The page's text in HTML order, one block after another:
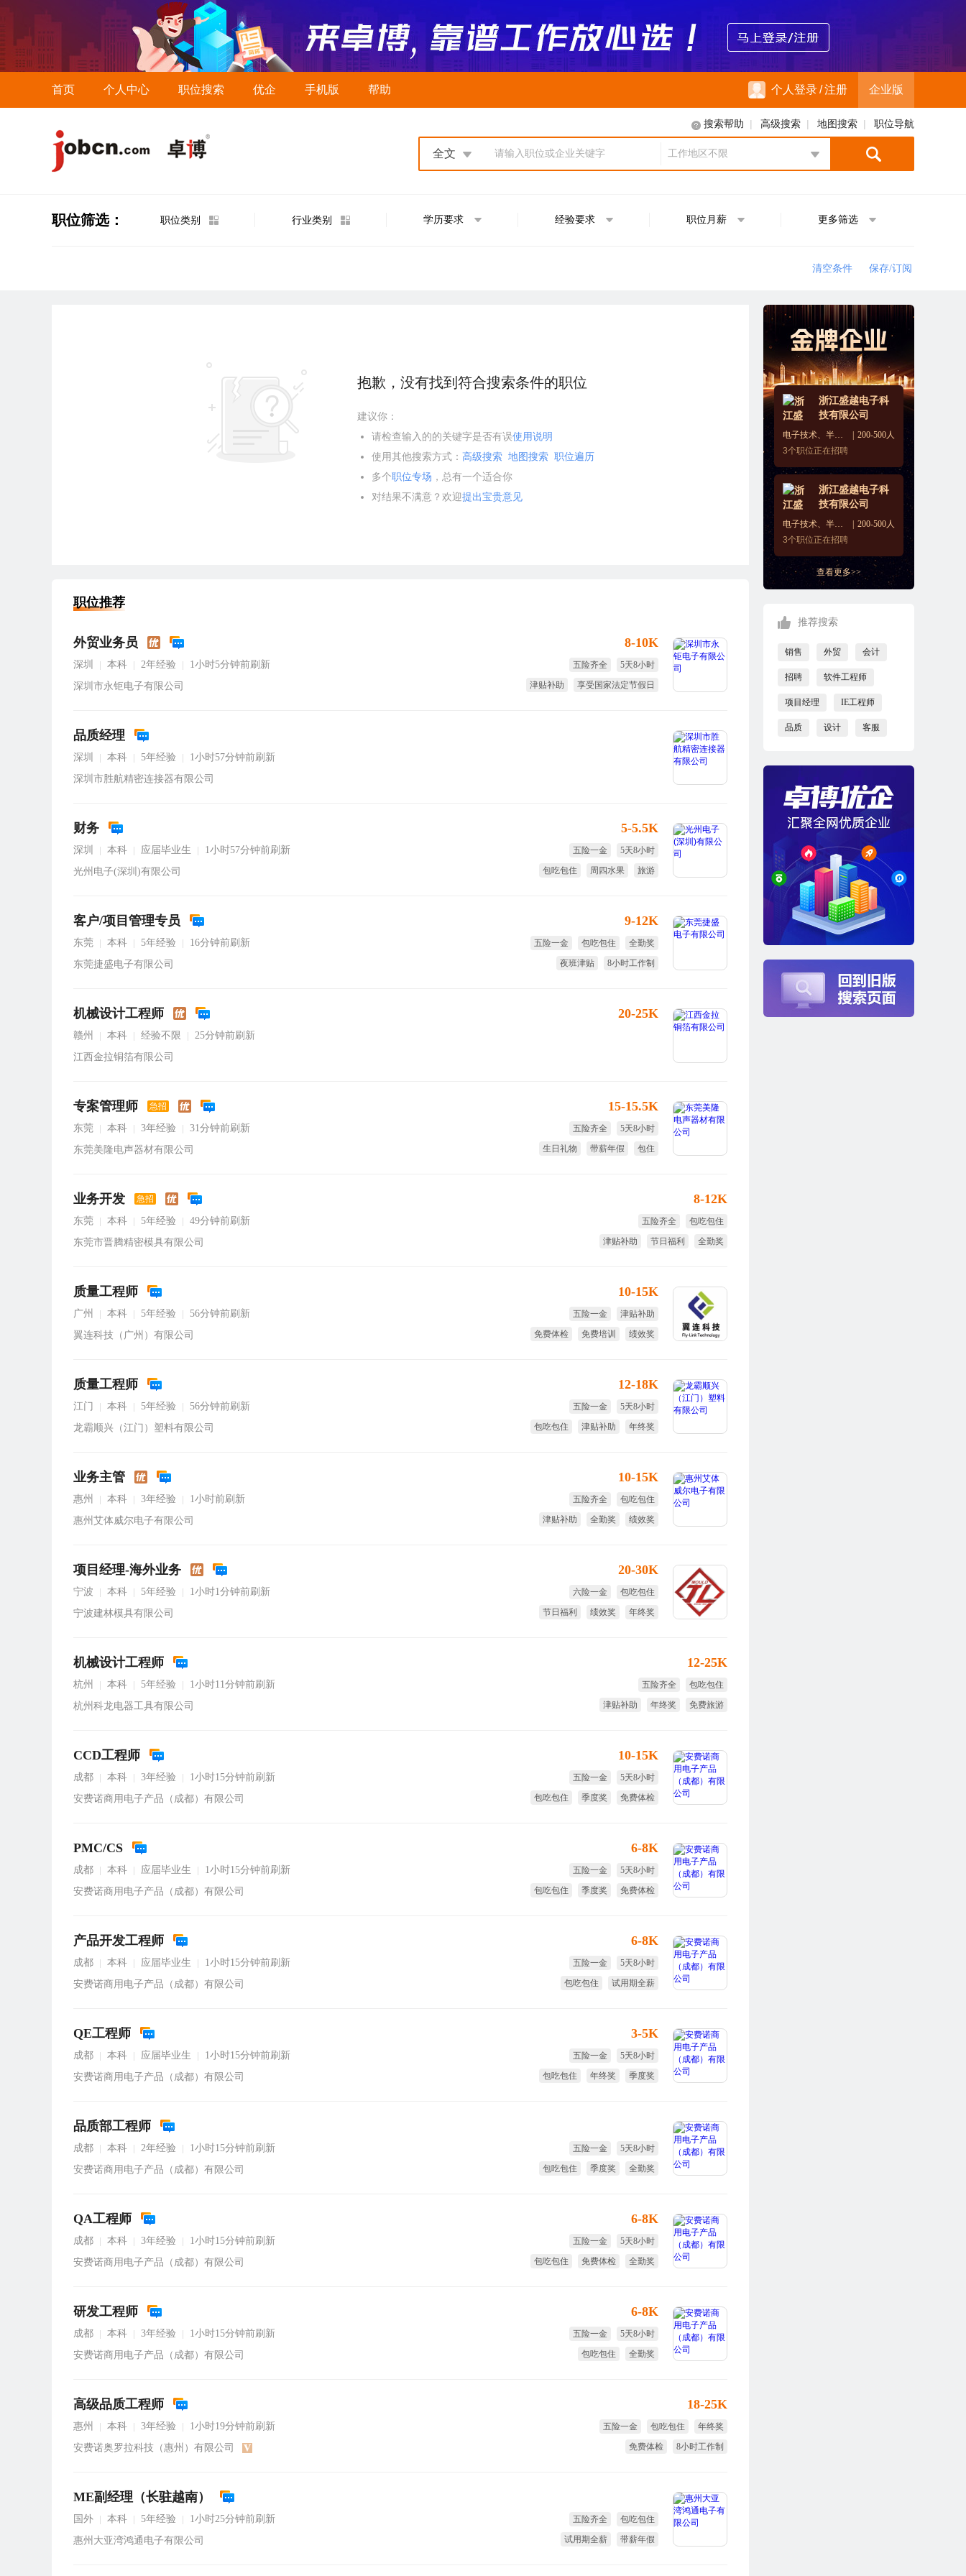
首页 个人中心 职位搜索 优企 手机版 帮助 个人登录/注册 企业版
搜索帮助 | 高级搜索 | 地图搜索 | 职位导航
请输入职位或企业关键字
全文 工作地区不限
职位筛选： 职位类别 行业类别 学历要求 经验要求 职位月薪 更多筛选
清空条件 保存/订阅
浙江盛越电子科
技有限公司
电子技术、半导体、集成电路
200-500人
3个职位正在招聘
浙江盛越电子科
技有限公司
电子技术、半导体、集成电路
200-500人
3个职位正在招聘
查看更多>>
推荐搜索
销售 外贸 会计
招聘 软件工程师
项目经理 IE工程师
品质 设计 客服
抱歉，没有找到符合搜索条件的职位
建议你：
请检查输入的的关键字是否有误使用说明
使用其他搜索方式： 高级搜索 地图搜索 职位遍历
多个职位专场 ，总有一个适合你
对结果不满意？欢迎提出宝贵意见
职位推荐
外贸业务员
深圳 本科 2年经验
1小时5分钟前刷新
深圳市永钜电子有限公司
8-10K
五险齐全
5天8小时
津贴补助
享受国家法定节假日
品质经理
深圳 本科 5年经验
1小时57分钟前刷新
深圳市胜航精密连接器有限公司
财务
深圳 本科 应届毕业生
1小时57分钟前刷新
光州电子(深圳)有限公司
5-5.5K
五险一金
5天8小时
包吃包住
周四水果
旅游
客户/项目管理专员
东莞 本科 5年经验
16分钟前刷新
东莞捷盛电子有限公司
9-12K
五险一金 包吃包住
全勤奖
夜班津贴
8小时工作制
机械设计工程师
赣州 本科 经验不限
25分钟前刷新
江西金拉铜箔有限公司
20-25K
专案管理师 急招
东莞 本科 3年经验
31分钟前刷新
东莞美隆电声器材有限公司
15-15.5K
五险齐全
5天8小时
生日礼物
带薪年假 包住
业务开发 急招
东莞 本科 5年经验
49分钟前刷新
东莞市晋腾精密模具有限公司
8-12K
五险齐全
包吃包住
津贴补助
节日福利
全勤奖
质量工程师
广州 本科 5年经验
56分钟前刷新
翼连科技（广州）有限公司
10-15K
五险一金
津贴补助
免费体检
免费培训
绩效奖
质量工程师
江门 本科 5年经验
56分钟前刷新
龙霸顺兴（江门）塑料有限公司
12-18K
五险一金
5天8小时
包吃包住
津贴补助
年终奖
业务主管
惠州 本科 3年经验
1小时前刷新
惠州艾体威尔电子有限公司
10-15K
五险齐全
包吃包住
津贴补助
全勤奖
绩效奖
项目经理-海外业务
宁波 本科 5年经验
1小时1分钟前刷新
宁波建林模具有限公司
20-30K
六险一金
包吃包住
节日福利
绩效奖
年终奖
机械设计工程师
杭州 本科 5年经验
1小时11分钟前刷新
杭州科龙电器工具有限公司
12-25K
五险齐全
包吃包住
津贴补助
年终奖
免费旅游
CCD工程师
成都 本科 3年经验
1小时15分钟前刷新
安费诺商用电子产品（成都）有限公司
10-15K
五险一金
5天8小时
包吃包住
季度奖
免费体检
PMC/CS
成都 本科 应届毕业生
1小时15分钟前刷新
安费诺商用电子产品（成都）有限公司
6-8K
五险一金
5天8小时
包吃包住
季度奖
免费体检
产品开发工程师
成都 本科 应届毕业生
1小时15分钟前刷新
安费诺商用电子产品（成都）有限公司
6-8K
五险一金
5天8小时
包吃包住
试用期全薪
QE工程师
成都 本科 应届毕业生
1小时15分钟前刷新
安费诺商用电子产品（成都）有限公司
3-5K
五险一金
5天8小时
包吃包住
年终奖
季度奖
品质部工程师
成都 本科 2年经验
1小时15分钟前刷新
安费诺商用电子产品（成都）有限公司
五险一金
5天8小时
包吃包住
季度奖
全勤奖
QA工程师
成都 本科 3年经验
1小时15分钟前刷新
安费诺商用电子产品（成都）有限公司
6-8K
五险一金
5天8小时
包吃包住
免费体检
全勤奖
研发工程师
成都 本科 3年经验
1小时15分钟前刷新
安费诺商用电子产品（成都）有限公司
6-8K
五险一金
5天8小时
包吃包住
全勤奖
高级品质工程师
惠州 本科 3年经验
1小时19分钟前刷新
安费诺奥罗拉科技（惠州）有限公司
18-25K
五险一金 包吃包住
年终奖
免费体检
8小时工作制
ME副经理（长驻越南）
国外 本科 5年经验
1小时25分钟前刷新
惠州大亚湾鸿通电子有限公司
五险齐全
包吃包住
试用期全薪
带薪年假